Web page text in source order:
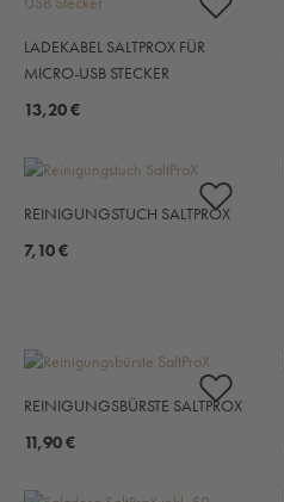
LADEKABEL SALTPROX FÜR
MICRO-USB STECKER
13,20 €
REINIGUNGSTUCH SALTPROX
7,10 €
REINIGUNGSBÜRSTE SALTPROX
11,90 €